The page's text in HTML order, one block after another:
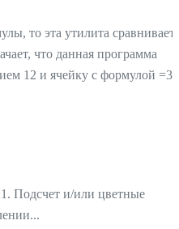
то эта утилита сравнивает
что данная программа
12 и ячейку с формулой
Подсчет и/или цветные